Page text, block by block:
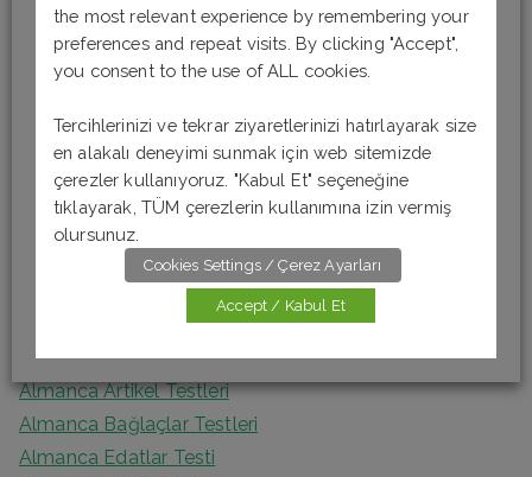
Son Yazılar
Almanca Okuma-Anlama Testi 5 [B1]
Almanca Okuma – Anlama Testi 4 [A2]
Almanca Okuma-Anlama Testi 3 [A2]
Almanca Okuma Anlama Testi 2 [A1]
Almanca Artikel Testleri
Almanca Bağlaçlar Testleri
Almanca Edatlar Testi
the most relevant experience by remembering your
preferences and repeat visits. By clicking "Accept",
you consent to the use of ALL cookies.
Tercihlerinizi ve tekrar ziyaretlerinizi hatırlayarak size
en alakalı deneyimi sunmak için web sitemizde
çerezler kullanıyoruz. "Kabul Et" seçeneğine
tıklayarak, TÜM çerezlerin kullanımına izin vermiş
olursunuz.
Cookies Settings / Çerez Ayarları
Accept / Kabul Et